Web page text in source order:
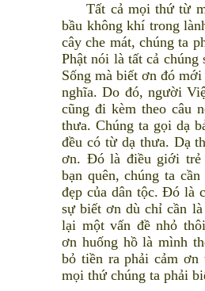
Tất cả mọi thứ từ
bầu không khí trong
cây che mát, chúng ta
Phật nói là tất cả chúng
Sống mà biết ơn đó
nghĩa. Do đó, người
cũng đi kèm theo câu
thưa. Chúng ta gọi dạ
đều có từ dạ thưa. Dạ
ơn. Đó là điều giới trẻ
bạn quên, chúng ta
đẹp của dân tộc. Đó là
sự biết ơn dù chỉ cần
lại một vấn đề nhỏ
ơn huống hồ là mình
bỏ tiền ra phải cảm
mọi thứ chúng ta phải